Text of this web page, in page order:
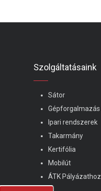
Szolgáltatásaink
Sátor
Gépforgalmazás
Ipari rendszerek
Takarmány
Kertifólia
Mobilút
ÁTK Pályázathoz